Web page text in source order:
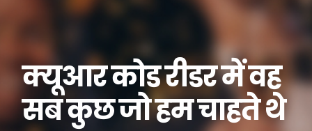
क्यूआर कोड रीडर में वह
सब कुछ जो हम चाहते थे